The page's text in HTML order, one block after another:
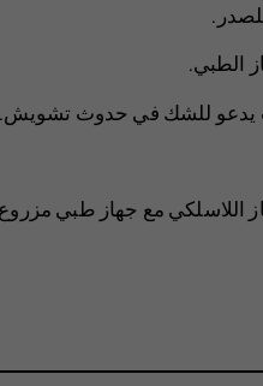
الطبي.
يدعو للشك في حدوث تشويش.
اللاسلكي مع جهاز طبي